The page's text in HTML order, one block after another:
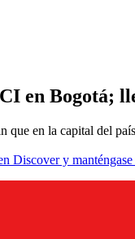
en Bogotá;
que en la capital del
Discover y